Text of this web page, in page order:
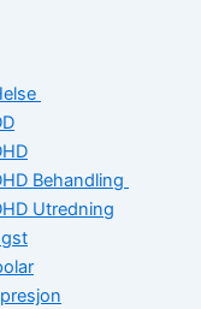
Behandling
Utredning